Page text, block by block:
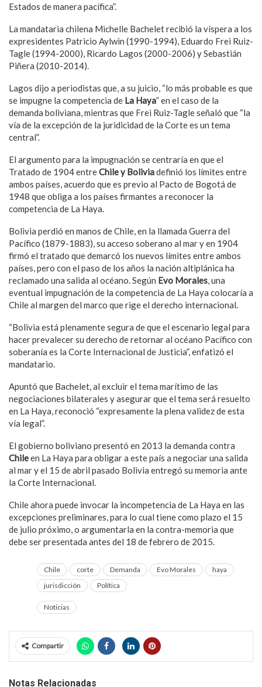
Estados de manera pacífica”.
La mandataria chilena Michelle Bachelet recibió la víspera a los
expresidentes Patricio Aylwin (1990-1994), Eduardo Frei Ruiz-
Tagle (1994-2000), Ricardo Lagos (2000-2006) y Sebastián
Piñera (2010-2014).
Lagos dijo a periodistas que, a su juicio, “lo más probable es que
se impugne la competencia de La Haya” en el caso de la
demanda boliviana, mientras que Frei Ruiz-Tagle señaló que “la
vía de la excepción de la juridicidad de la Corte es un tema
central”.
El argumento para la impugnación se centraría en que el
Tratado de 1904 entreChile y Boliviadefinió los límites entre
ambos países, acuerdo que es previo al Pacto de Bogotá de
1948 que obliga a los países firmantes a reconocer la
competencia de La Haya.
Bolivia perdió en manos de Chile, en la llamada Guerra del
Pacífico (1879-1883), su acceso soberano al mar y en 1904
firmó el tratado que demarcó los nuevos límites entre ambos
países, pero con el paso de los años la nación altiplánica ha
reclamado una salida al océano. Según Evo Morales, una
eventual impugnación de la competencia de La Haya colocaría a
Chile al margen del marco que rige el derecho internacional.
“Bolivia está plenamente segura de que el escenario legal para
hacer prevalecer su derecho de retornar al océano Pacífico con
soberanía es la Corte Internacional de Justicia”, enfatizó el
mandatario.
Apuntó que Bachelet, al excluir el tema marítimo de las
negociaciones bilaterales y asegurar que el tema será resuelto
en La Haya, reconoció “expresamente la plena validez de esta
vía legal”.
El gobierno boliviano presentó en 2013 la demanda contra
Chileen La Haya para obligar a este país a negociar una salida
al mar y el 15 de abril pasado Bolivia entregó su memoria ante
la Corte Internacional.
Chile ahora puede invocar la incompetencia de La Haya en las
excepciones preliminares, para lo cual tiene como plazo el 15
de julio próximo, o argumentarla en la contra-memoria que
debe ser presentada antes del 18 de febrero de 2015.
Chile corte Demanda Evo Morales
haya
jurisdicción
Política
Noticias
Compartir
Notas Relacionadas